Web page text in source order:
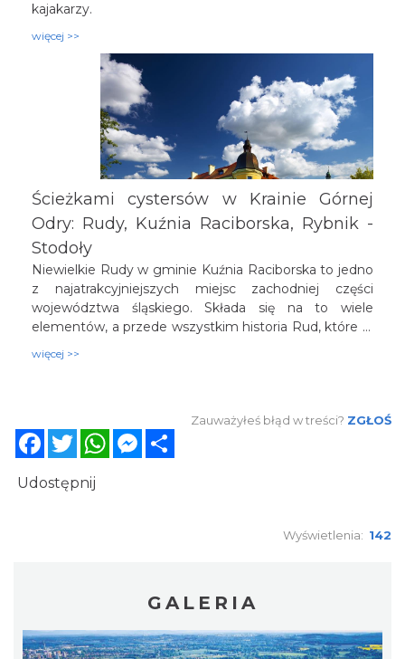
kajakarzy.
więcej >>
Ścieżkami cystersów w Krainie Górnej
Odry: Rudy, Kuźnia Raciborska, Rybnik -
Stodoły
Niewielkie Rudy w gminie Kuźnia Raciborska to jedno
z najatrakcyjniejszych miejsc zachodniej części
województwa śląskiego. Składa się na to wiele
elementów, a przede wszystkim historia Rud, które w
nowinkami technologicznymi, przyniesionymi z
więcej >>
Zauważyłeś błąd w treści? ZGŁOŚ
FacebookTwitterWhatsAppMessenger
Udostępnij
Wyświetlenia: 142
GALERIA